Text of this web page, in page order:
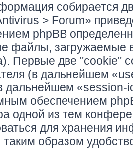
собирается
> Forum»
phpBB
файлы, загружаемые
Первые две "cookie"
(в дальнейшем
дальнейшем «session-
обеспечением
одной из тем
для хранения
образом